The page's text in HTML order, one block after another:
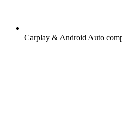
Carplay & Android Auto